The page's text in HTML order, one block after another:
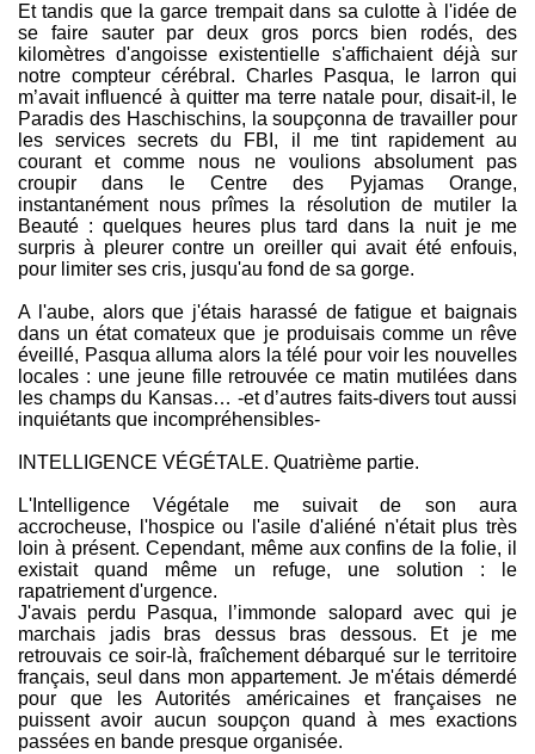
Et tandis que la garce trempait dans sa culotte à l'idée de
se faire sauter par deux gros porcs bien rodés, des
kilomètres d'angoisse existentielle s'affichaient déjà sur
notre compteur cérébral. Charles Pasqua, le larron qui
m’avait influencé à quitter ma terre natale pour, disait-il, le
Paradis des Haschischins, la soupçonna de travailler pour
les services secrets du FBI, il me tint rapidement au
courant et comme nous ne voulions absolument pas
croupir dans le Centre des Pyjamas Orange,
instantanément nous prîmes la résolution de mutiler la
Beauté : quelques heures plus tard dans la nuit je me
surpris à pleurer contre un oreiller qui avait été enfouis,
pour limiter ses cris, jusqu'au fond de sa gorge.
A l'aube, alors que j'étais harassé de fatigue et baignais
dans un état comateux que je produisais comme un rêve
éveillé, Pasqua alluma alors la télé pour voir les nouvelles
locales : une jeune fille retrouvée ce matin mutilées dans
les champs du Kansas… -et d’autres faits-divers tout aussi
inquiétants que incompréhensibles-
INTELLIGENCE VÉGÉTALE. Quatrième partie.
L'Intelligence Végétale me suivait de son aura
accrocheuse, l'hospice ou l'asile d'aliéné n'était plus très
loin à présent. Cependant, même aux confins de la folie, il
existait quand même un refuge, une solution : le
rapatriement d'urgence.
J'avais perdu Pasqua, l’immonde salopard avec qui je
marchais jadis bras dessus bras dessous. Et je me
retrouvais ce soir-là, fraîchement débarqué sur le territoire
français, seul dans mon appartement. Je m'étais démerdé
pour que les Autorités américaines et françaises ne
puissent avoir aucun soupçon quand à mes exactions
passées en bande presque organisée.